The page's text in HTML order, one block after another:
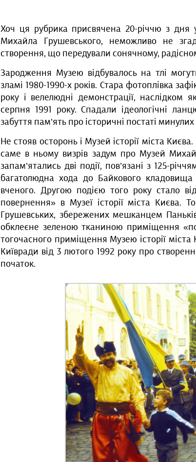
Хоч ця рубрика присвячена 20-річчю з дня
Михайла Грушевського, неможливо не
створення, що передували сонячному,
Зародження Музею відбувалось на тлі
зламі 1980-1990-х років. Стара фотоплівка
року і велелюдні демонстрації, наслідком
серпня 1991 року. Спадали ідеологічні
забуття пам’ять про історичні постаті минулих
Не стояв осторонь і Музей історії міста
саме в ньому визрів задум про Музей
запам’ятались дві події, пов’язані з 125-
багатолюдна хода до Байкового
вченого. Другою подією того року стало
повернення» в Музеї історії міста Києва.
Грушевських, збережених мешканцем
обклеєне зеленою тканиною приміщення
тогочасного приміщення Музею історії
Київради від 3 лютого 1992 року про
початок.